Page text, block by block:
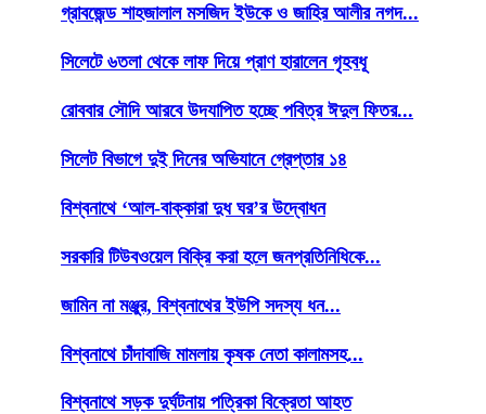
গ্রাবজেন্ড শাহজালাল মসজিদ ইউকে ও জাহির আলীর নগদ...
সিলেটে ৬তলা থেকে লাফ দিয়ে প্রাণ হারালেন গৃহবধূ
রোববার সৌদি আরবে উদযাপিত হচ্ছে পবিত্র ঈদুল ফিতর...
সিলেট বিভাগে দুই দিনের অভিযানে গ্রেপ্তার ১৪
বিশ্বনাথে ‘আল-বাক্কারা দুধ ঘর’র উদ্বোধন
সরকারি টিউবওয়েল বিক্রি করা হলে জনপ্রতিনিধিকে...
জামিন না মঞ্জুর, বিশ্বনাথের ইউপি সদস্য ধন...
বিশ্বনাথে চাঁদাবাজি মামলায় কৃষক নেতা কালামসহ...
বিশ্বনাথে সড়ক দুর্ঘটনায় পত্রিকা বিক্রেতা আহত